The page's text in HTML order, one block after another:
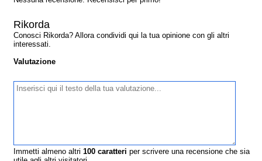
Rikorda
Conosci Rikorda? Allora condividi qui la tua opinione con gli altri
interessati.
Valutazione
Immetti almeno altri100 caratteri per scrivere una recensione che sia